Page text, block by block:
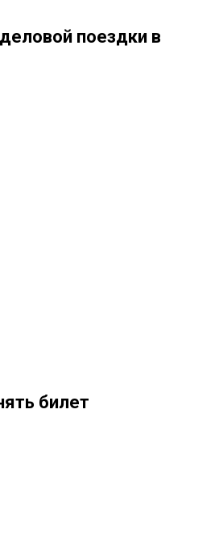
поездки в
билет